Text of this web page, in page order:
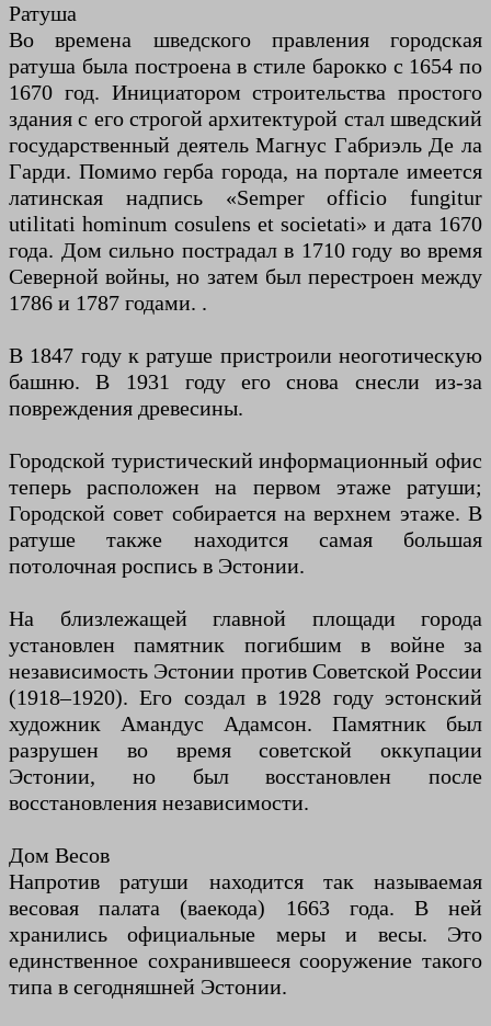
Ратуша
Во времена шведского правления городская
ратуша была построена в стиле барокко с 1654 по
1670 год. Инициатором строительства простого
здания с его строгой архитектурой стал шведский
государственный деятель Магнус Габриэль Де ла
Гарди. Помимо герба города, на портале имеется
латинская надпись «Semper officio fungitur
utilitati hominum cosulens et societati» и дата 1670
года. Дом сильно пострадал в 1710 году во время
Северной войны, но затем был перестроен между
1786 и 1787 годами. .
В 1847 году к ратуше пристроили неоготическую
башню. В 1931 году его снова снесли из-за
повреждения древесины.
Городской туристический информационный офис
теперь расположен на первом этаже ратуши;
Городской совет собирается на верхнем этаже. В
ратуше также находится самая большая
потолочная роспись в Эстонии.
На близлежащей главной площади города
установлен памятник погибшим в войне за
независимость Эстонии против Советской России
(1918–1920). Его создал в 1928 году эстонский
художник Амандус Адамсон. Памятник был
разрушен во время советской оккупации
Эстонии, но был восстановлен после
восстановления независимости.
Дом Весов
Напротив ратуши находится так называемая
весовая палата (ваекода) 1663 года. В ней
хранились официальные меры и весы. Это
единственное сохранившееся сооружение такого
типа в сегодняшней Эстонии.